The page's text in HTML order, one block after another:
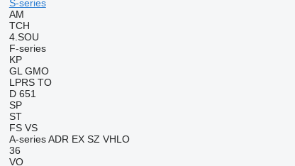
S-series
AM
TCH
4.SOU
F-series
KP
GL GMO
LPRS TO
D 651
SP
ST
FS VS
A-series ADR EX SZ VHLO
36
VO